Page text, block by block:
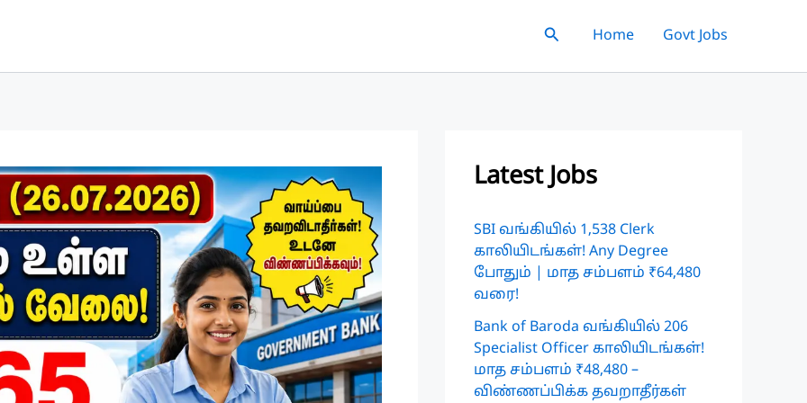
SearchHome Govt Jobs
Latest Jobs
SBI வங்கியில் 1,538 Clerk
காலியிடங்கள்! Any Degree
போதும் | மாத சம்பளம் ₹64,480
வரை!
Bank of Baroda வங்கியில் 206
Specialist Officer காலியிடங்கள்!
மாத சம்பளம் ₹48,480 –
விண்ணப்பிக்க தவறாதீர்கள்